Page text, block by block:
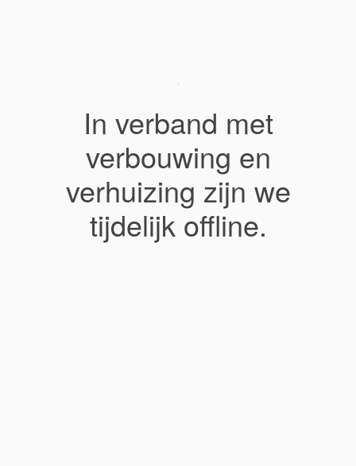
In verband met
verbouwing en
verhuizing zijn we
tijdelijk offline.